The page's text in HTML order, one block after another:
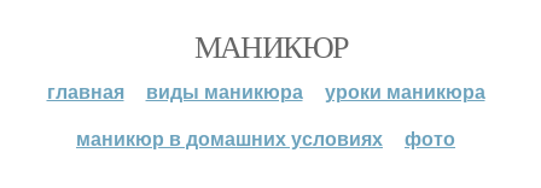
МАНИКЮР
главная виды маникюра
уроки маникюра
маникюр в домашних условиях
фото